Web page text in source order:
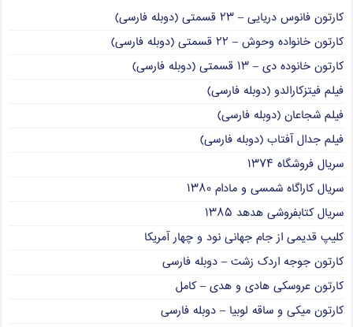
کارتون فانوس دریایی – ۲۳ قسمتی (دوبله فارسی)
کارتون خانواده وحوش – ۲۲ قسمتی (دوبله فارسی)
کارتون خانوده دی – ۱۳ قسمتی (دوبله فارسی)
فیلم فیتزکارالدو (دوبله فارسی)
فیلم شجاعان (دوبله فارسی)
فیلم جدال آفتاب (دوبله فارسی)
سریال فروشگاه ۱۳۷۴
سریال کاراگاه شمسی و مادام ۱۳۸۰
سریال کتابفروشی هدهد ۱۳۸۵
کلیپ قدیمی از جام جهانی نود و چهار آمریکا
کارتون جوجه اردک زشت – دوبله فارسی
کارتون عروسکی هادی و هدی – کامل
کارتون میکی و ساقه لوبیا – دوبله فارسی